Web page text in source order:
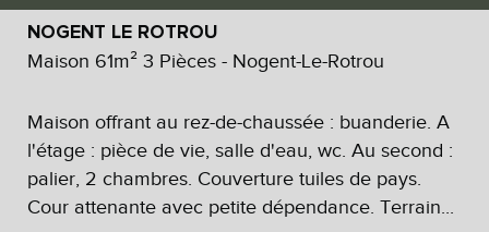
NOGENT LE ROTROU
Maison 61m² 3 Pièces - Nogent-Le-Rotrou
Maison offrant au rez-de-chaussée : buanderie. A
l'étage : pièce de vie, salle d'eau, wc. Au second :
palier, 2 chambres. Couverture tuiles de pays.
Cour attenante avec petite dépendance. Terrain...